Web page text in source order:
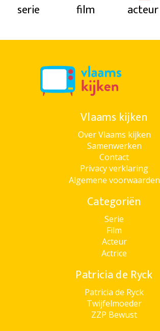
serie film acteur
Vlaams kijken
Over Vlaams kijken
Samenwerken
Contact
Privacy verklaring
Algemene voorwaarden
Categoriën
Serie
Film
Acteur
Actrice
Patricia de Ryck
Patricia de Ryck
Twijfelmoeder
ZZP Bewust